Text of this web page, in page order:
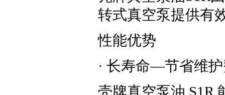
转式真空泵提供有
性能优势
· 长寿命—节省维
壳牌真空泵油 S1R